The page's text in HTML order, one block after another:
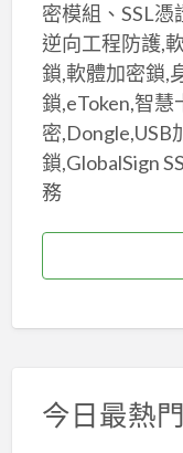
密模組、SSL
逆向工程防護,
鎖,軟體加密鎖,
鎖,eToken,智慧
密,Dongle,USB
鎖,GlobalSign
務
今日最熱門